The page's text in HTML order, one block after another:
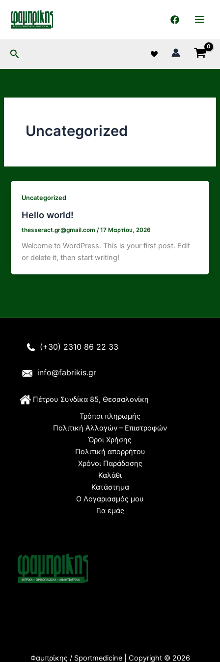
περιεχόμενο
περιεχόμενο
Αναζήτηση
Uncategorized
Uncategorized
Hello world!
thesseract.gr@gmail.com /17 Μαρτίου, 2026
Welcome to WordPress. This is your first post. Edit
or delete it, then start writing!
(+30) 2310 86 22 33
info@fabrikis.gr
Πέτρου Συνδίκα 85, Θεσσαλονίκη
Τρόποι πληρωμής
Πολιτική Αλλαγών – Επιστροφών
Όροι Χρήσης
Πολιτική απορρήτου
Χρόνοι Παράδοσης
Καλάθι
Κατάστημα
Ο Λογαριασμός μου
Για εμάς
Φαμπρίκης / Sportmedicine | Copyright © 2026